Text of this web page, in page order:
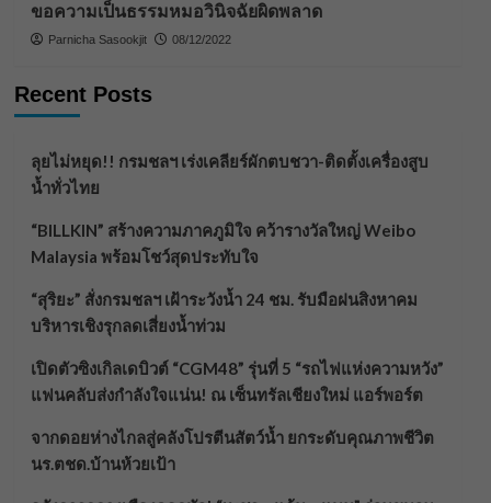
ขอความเป็นธรรมหมอวินิจฉัยผิดพลาด
Parnicha Sasookjit 08/12/2022
Recent Posts
ลุยไม่หยุด!! กรมชลฯ เร่งเคลียร์ผักตบชวา-ติดตั้งเครื่องสูบ
น้ำทั่วไทย
“BILLKIN” สร้างความภาคภูมิใจ คว้ารางวัลใหญ่ Weibo
Malaysia พร้อมโชว์สุดประทับใจ
“สุริยะ” สั่งกรมชลฯ เฝ้าระวังน้ำ 24 ชม. รับมือฝนสิงหาคม
บริหารเชิงรุกลดเสี่ยงน้ำท่วม
เปิดตัวซิงเกิลเดบิวต์ “CGM48” รุ่นที่ 5 “รถไฟแห่งความหวัง”
แฟนคลับส่งกำลังใจแน่น! ณ เซ็นทรัลเชียงใหม่ แอร์พอร์ต
จากดอยห่างไกลสู่คลังโปรตีนสัตว์น้ำ ยกระดับคุณภาพชีวิต
นร.ตชด.บ้านห้วยเป้า